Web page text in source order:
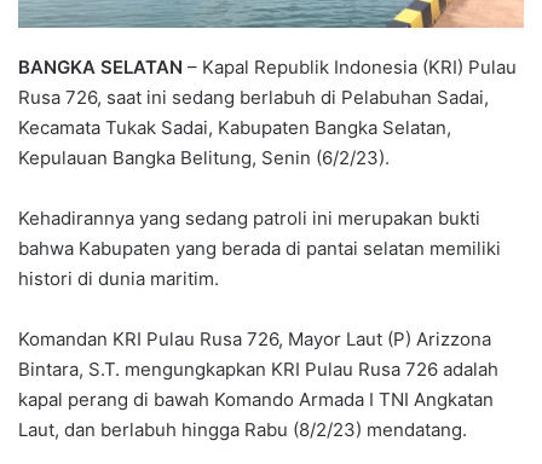
BANGKA SELATAN – Kapal Republik Indonesia (KRI) Pulau
Rusa 726, saat ini sedang berlabuh di Pelabuhan Sadai,
Kecamata Tukak Sadai, Kabupaten Bangka Selatan,
Kepulauan Bangka Belitung, Senin (6/2/23).
Kehadirannya yang sedang patroli ini merupakan bukti
bahwa Kabupaten yang berada di pantai selatan memiliki
histori di dunia maritim.
Komandan KRI Pulau Rusa 726, Mayor Laut (P) Arizzona
Bintara, S.T. mengungkapkan KRI Pulau Rusa 726 adalah
kapal perang di bawah Komando Armada I TNI Angkatan
Laut, dan berlabuh hingga Rabu (8/2/23) mendatang.